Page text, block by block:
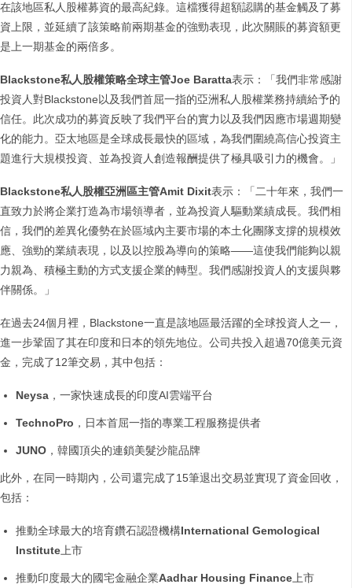
在該地區私人股權募資的最高紀錄。這檔獲得超額認購的基金觸及了募
資上限，並延續了該策略前兩期基金的強勁表現，此次關賬的募資額更
是上一期基金的兩倍多。
Blackstone私人股權策略全球主管Joe Baratta表示：「我們非常感謝
投資人對Blackstone以及我們首屈一指的亞洲私人股權業務持續給予的
信任。此次成功的募資反映了我們平台的實力以及我們因應市場週期變
化的能力。亞太地區是全球成長最快的區域，為我們圍繞高信心投資主
題進行大規模投資、並為投資人創造報酬提供了極具吸引力的機會。」
Blackstone私人股權亞洲區主管Amit Dixit表示：「二十年來，我們一
直致力於將企業打造為市場領導者，並為投資人驅動業績成長。我們相
信，我們的差異化優勢在於區域內主要市場的本土化團隊支撐的規模效
應、強勁的業績表現，以及以控股為導向的策略——這使我們能夠以親
力親為、積極主動的方式支援企業的轉型。我們感謝投資人的支援與夥
伴關係。」
在過去24個月裡，Blackstone一直是該地區最活躍的全球投資人之一，
進一步鞏固了其在印度和日本的領先地位。公司共投入超過70億美元資
金，完成了12筆交易，其中包括：
Neysa ，一家快速成長的印度AI雲端平台
TechnoPro ，日本首屈一指的專業工程服務提供者
JUNO ，韓國頂尖的連鎖美髮沙龍品牌
此外，在同一時期內，公司還完成了15筆退出交易並實現了資金回收，
包括：
推動全球最大的培育鑽石認證機構International Gemological
Institute上市
推動印度最大的國宅金融企業Aadhar Housing Finance上市